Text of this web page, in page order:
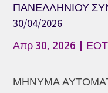
ΠΑΝΕΛΛΗΝΙΟΥ
30/04/2026
Απρ 30, 2026 | ΕΟΤ
ΜΗΝΥΜΑ